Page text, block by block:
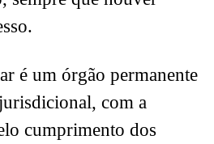
é um órgão permanente
com a
cumprimento dos